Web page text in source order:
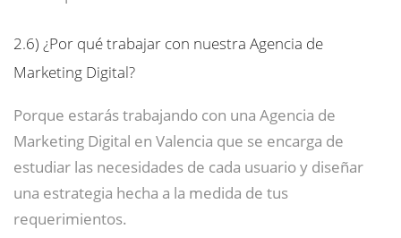
2.6) ¿Por qué trabajar con nuestra Agencia de
Marketing Digital?
Porque estarás trabajando con una Agencia de
Marketing Digital en Valencia que se encarga de
estudiar las necesidades de cada usuario y diseñar
una estrategia hecha a la medida de tus
requerimientos.